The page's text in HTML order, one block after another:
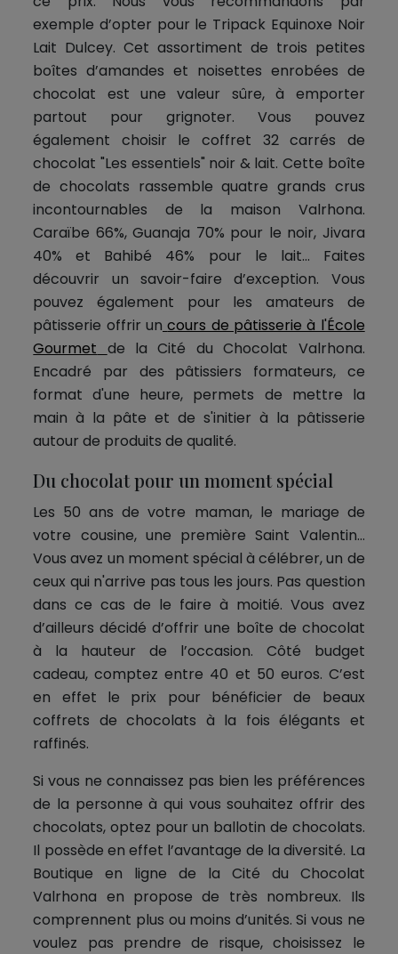
exemple d’opter pour le Tripack Equinoxe Noir
Lait Dulcey. Cet assortiment de trois petites
boîtes d’amandes et noisettes enrobées de
chocolat est une valeur sûre, à emporter
partout pour grignoter. Vous pouvez
également choisir le coffret 32 carrés de
chocolat "Les essentiels" noir & lait. Cette boîte
de chocolats rassemble quatre grands crus
incontournables de la maison Valrhona.
Caraïbe 66%, Guanaja 70% pour le noir, Jivara
40% et Bahibé 46% pour le lait… Faites
découvrir un savoir-faire d’exception. Vous
pouvez également pour les amateurs de
pâtisserie offrir un cours de pâtisserie à l'École
Gourmet de la Cité du Chocolat Valrhona.
Encadré par des pâtissiers formateurs, ce
format d'une heure, permets de mettre la
main à la pâte et de s'initier à la pâtisserie
autour de produits de qualité.
Du chocolat pour un moment spécial
Les 50 ans de votre maman, le mariage de
votre cousine, une première Saint Valentin…
Vous avez un moment spécial à célébrer, un de
ceux qui n'arrive pas tous les jours. Pas question
dans ce cas de le faire à moitié. Vous avez
d’ailleurs décidé d’offrir une boîte de chocolat
à la hauteur de l’occasion. Côté budget
cadeau, comptez entre 40 et 50 euros. C’est
en effet le prix pour bénéficier de beaux
coffrets de chocolats à la fois élégants et
raffinés.
Si vous ne connaissez pas bien les préférences
de la personne à qui vous souhaitez offrir des
chocolats, optez pour un ballotin de chocolats.
Il possède en effet l’avantage de la diversité. La
Boutique en ligne de la Cité du Chocolat
Valrhona en propose de très nombreux. Ils
comprennent plus ou moins d’unités. Si vous ne
voulez pas prendre de risque, choisissez le